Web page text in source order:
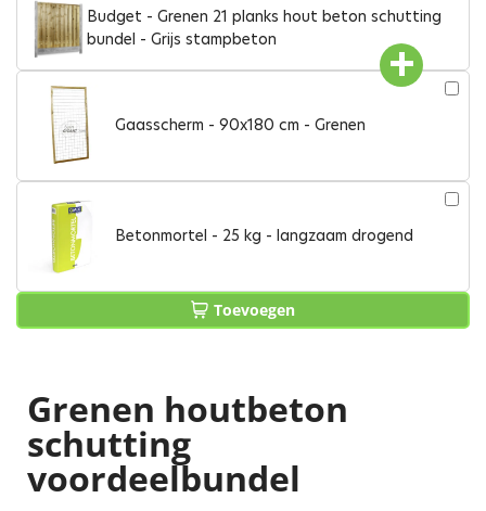
Budget - Grenen 21 planks hout beton schutting
bundel - Grijs stampbeton
Gaasscherm - 90x180 cm - Grenen
Betonmortel - 25 kg - langzaam drogend
Toevoegen
Grenen houtbeton
schutting
voordeelbundel